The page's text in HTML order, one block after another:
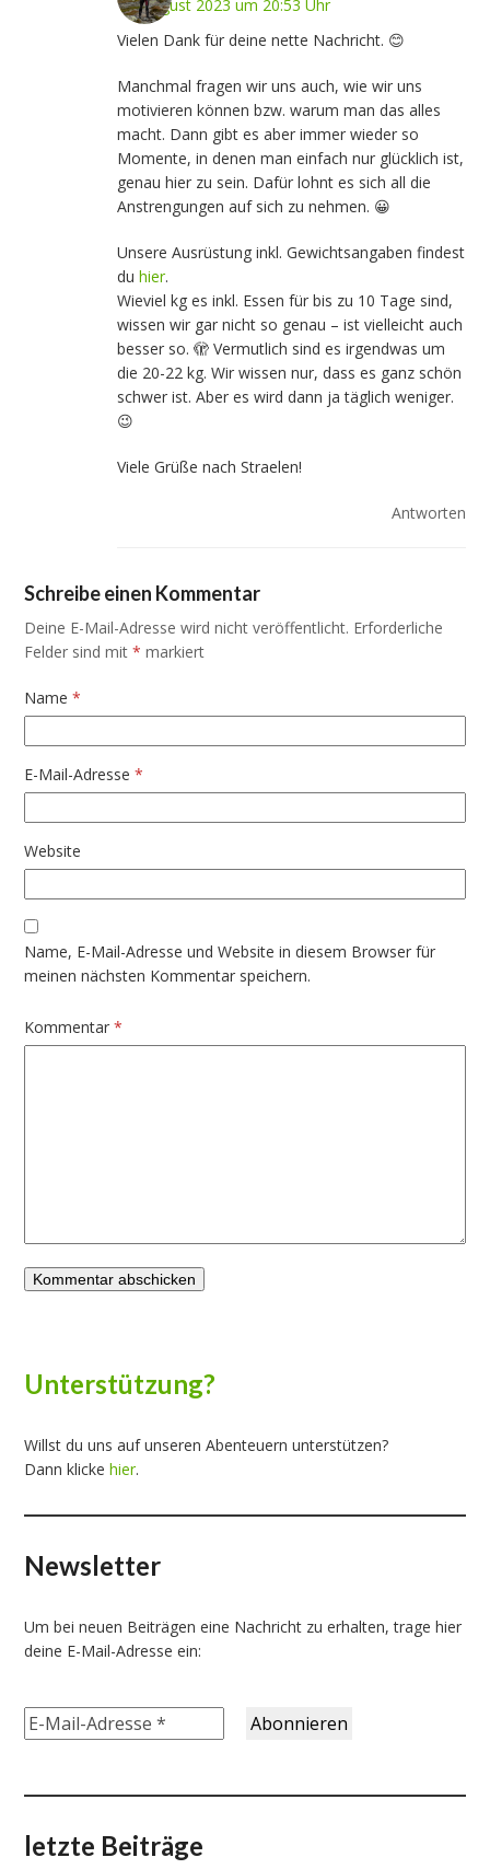
10. August 2023 um 20:53 Uhr
Vielen Dank für deine nette Nachricht. 😊
Manchmal fragen wir uns auch, wie wir uns
motivieren können bzw. warum man das alles
macht. Dann gibt es aber immer wieder so
Momente, in denen man einfach nur glücklich ist,
genau hier zu sein. Dafür lohnt es sich all die
Anstrengungen auf sich zu nehmen. 😀
Unsere Ausrüstung inkl. Gewichtsangaben findest
duhier.
Wieviel kg es inkl. Essen für bis zu 10 Tage sind,
wissen wir gar nicht so genau – ist vielleicht auch
besser so. 🫣 Vermutlich sind es irgendwas um
die 20-22 kg. Wir wissen nur, dass es ganz schön
schwer ist. Aber es wird dann ja täglich weniger.
😉
Viele Grüße nach Straelen!
Antworten
Schreibe einen Kommentar
Deine E-Mail-Adresse wird nicht veröffentlicht. Erforderliche
Felder sind mit* markiert
Name*
E-Mail-Adresse*
Website
Name, E-Mail-Adresse und Website in diesem Browser für
meinen nächsten Kommentar speichern.
Kommentar*
Unterstützung?
Willst du uns auf unseren Abenteuern unterstützen?
Dann klickehier.
Newsletter
Um bei neuen Beiträgen eine Nachricht zu erhalten, trage hier
deine E-Mail-Adresse ein:
letzte Beiträge